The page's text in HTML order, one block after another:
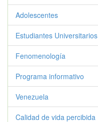
Adolescentes
Estudiantes Universitarios
Fenomenología
Programa informativo
Venezuela
Calidad de vida percibida